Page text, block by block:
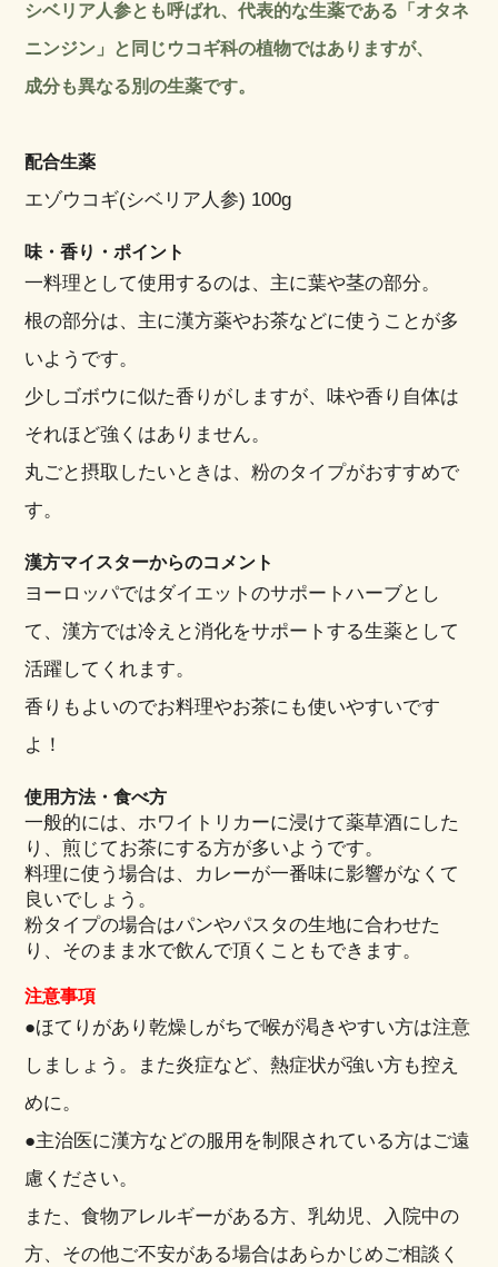
シベリア人参とも呼ばれ、代表的な生薬である「オタネ
ニンジン」と同じウコギ科の植物ではありますが、
成分も異なる別の生薬です。
配合生薬
エゾウコギ(シベリア人参) 100g
味・香り・ポイント
一料理として使用するのは、主に葉や茎の部分。
根の部分は、主に漢方薬やお茶などに使うことが多
いようです。
少しゴボウに似た香りがしますが、味や香り自体は
それほど強くはありません。
丸ごと摂取したいときは、粉のタイプがおすすめで
す。
漢方マイスターからのコメント
ヨーロッパではダイエットのサポートハーブとし
て、漢方では冷えと消化をサポートする生薬として
活躍してくれます。
香りもよいのでお料理やお茶にも使いやすいです
よ！
使用方法・食べ方
一般的には、ホワイトリカーに浸けて薬草酒にした
り、煎じてお茶にする方が多いようです。
料理に使う場合は、カレーが一番味に影響がなくて
良いでしょう。
粉タイプの場合はパンやパスタの生地に合わせた
り、そのまま水で飲んで頂くこともできます。
注意事項
●ほてりがあり乾燥しがちで喉が渇きやすい方は注意
しましょう。また炎症など、熱症状が強い方も控え
めに。
●主治医に漢方などの服用を制限されている方はご遠
慮ください。
また、食物アレルギーがある方、乳幼児、入院中の
方、その他ご不安がある場合はあらかじめご相談く